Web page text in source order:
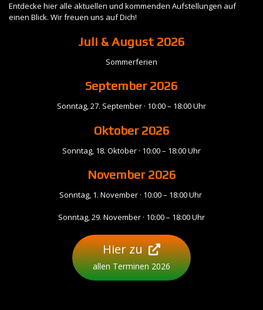
Entdecke hier alle aktuellen und kommenden Aufstellungen auf
einen Blick. Wir freuen uns auf Dich!
Juli & August 2026
Sommerferien
September2026
Sonntag, 27. September · 10:00 – 18:00 Uhr
Oktober 2026
Sonntag, 18. Oktober · 10:00 – 18:00 Uhr
November2026
Sonntag, 1. November · 10:00 – 18:00 Uhr
Sonntag, 29. November · 10:00 – 18:00 Uhr
Hier zu
allen Terminen 2026